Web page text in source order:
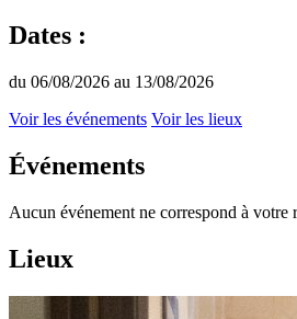
Dates :
du 06/08/2026 au 13/08/2026
Voir les événements Voir les lieux
Événements
Aucun événement ne correspond à votre
Lieux